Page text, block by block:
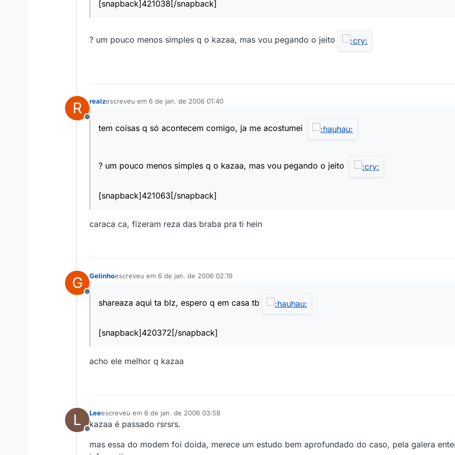
[snapback]421038[/snapback]
? um pouco menos simples q o kazaa, mas vou pegando o jeito
R
Offline
realzescreveu em 6 de jan. de 2006 01:40
última edição por
tem coisas q só acontecem comigo, ja me acostumei
? um pouco menos simples q o kazaa, mas vou pegando o jeito
[snapback]421063[/snapback]
caraca ca, fizeram reza das braba pra ti hein
G
Offline
Gelinhoescreveu em 6 de jan. de 2006 02:19
última edição por
shareaza aqui ta blz, espero q em casa tb
[snapback]420372[/snapback]
acho ele melhor q kazaa
L
Offline
Leeescreveu em 6 de jan. de 2006 03:58
última edição por
kazaa é passado rsrsrs.
mas essa do modem foi doida, merece um estudo bem aprofundado do caso, pela galera